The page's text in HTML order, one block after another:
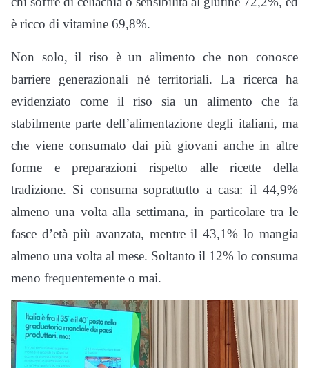
è ricco di vitamine 69,8%.
Non solo, il riso è un alimento che non conosce
barriere generazionali né territoriali. La ricerca ha
evidenziato come il riso sia un alimento che fa
stabilmente parte dell’alimentazione degli italiani, ma
che viene consumato dai più giovani anche in altre
forme e preparazioni rispetto alle ricette della
tradizione. Si consuma soprattutto a casa: il 44,9%
almeno una volta alla settimana, in particolare tra le
fasce d’età più avanzata, mentre il 43,1% lo mangia
almeno una volta al mese. Soltanto il 12% lo consuma
meno frequentemente o mai.